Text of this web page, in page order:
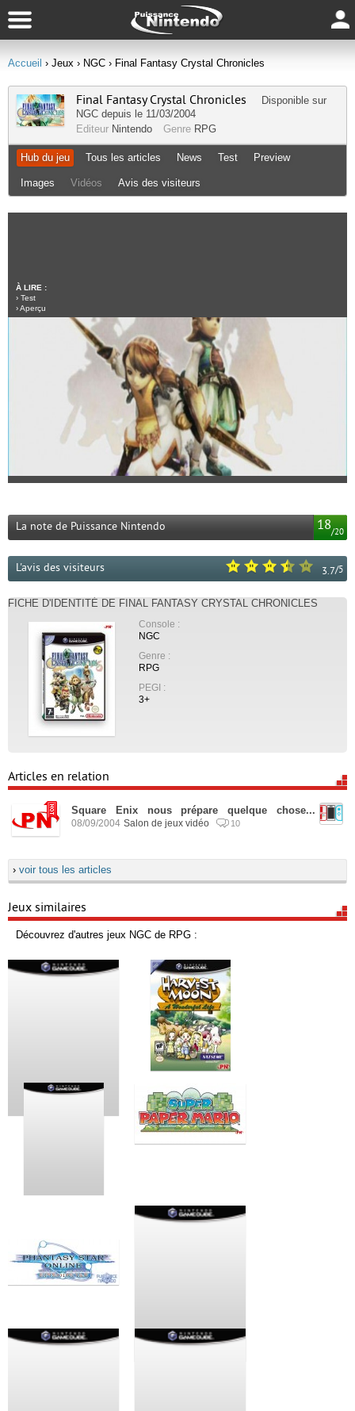
Accueil › Jeux › NGC › Final Fantasy Crystal Chronicles
Final Fantasy Crystal Chronicles
Disponible sur
NGC depuis le 11/03/2004
Editeur Nintendo Genre RPG
Hub du jeu Tous les articles News Test Preview
Images Vidéos Avis des visiteurs
À LIRE :
› Test
›Aperçu
18/20
La note de Puissance Nintendo
3.7/5
L'avis des visiteurs
FICHE D'IDENTITÉ DE FINAL FANTASY CRYSTAL CHRONICLES
Console :
NGC
Genre :
RPG
PEGI :
3+
Articles en relation
Square Enix nous prépare quelque chose...
08/09/2004 Salon de jeux vidéo 10
› voir tous les articles
Jeux similaires
Découvrez d'autres jeux NGC de RPG :